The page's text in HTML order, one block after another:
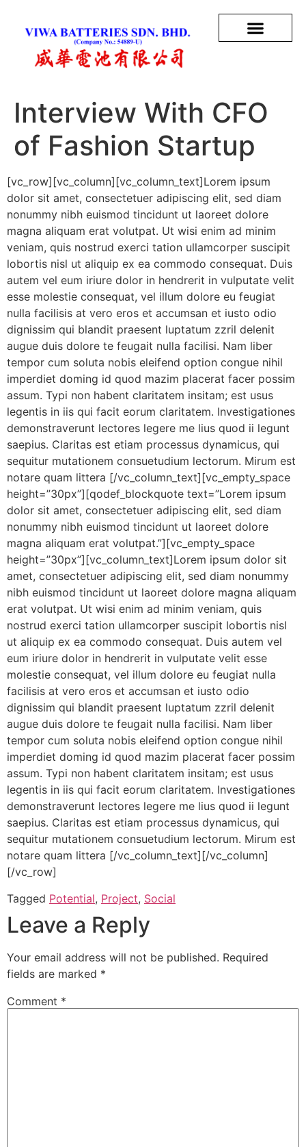
Interview With CFO
of Fashion Startup
[vc_row][vc_column][vc_column_text]Lorem ipsum
dolor sit amet, consectetuer adipiscing elit, sed diam
nonummy nibh euismod tincidunt ut laoreet dolore
magna aliquam erat volutpat. Ut wisi enim ad minim
veniam, quis nostrud exerci tation ullamcorper suscipit
lobortis nisl ut aliquip ex ea commodo consequat. Duis
autem vel eum iriure dolor in hendrerit in vulputate velit
esse molestie consequat, vel illum dolore eu feugiat
nulla facilisis at vero eros et accumsan et iusto odio
dignissim qui blandit praesent luptatum zzril delenit
augue duis dolore te feugait nulla facilisi. Nam liber
tempor cum soluta nobis eleifend option congue nihil
imperdiet doming id quod mazim placerat facer possim
assum. Typi non habent claritatem insitam; est usus
legentis in iis qui facit eorum claritatem. Investigationes
demonstraverunt lectores legere me lius quod ii legunt
saepius. Claritas est etiam processus dynamicus, qui
sequitur mutationem consuetudium lectorum. Mirum est
notare quam littera [/vc_column_text][vc_empty_space
height=”30px”][qodef_blockquote text=”Lorem ipsum
dolor sit amet, consectetuer adipiscing elit, sed diam
nonummy nibh euismod tincidunt ut laoreet dolore
magna aliquam erat volutpat.”][vc_empty_space
height=”30px”][vc_column_text]Lorem ipsum dolor sit
amet, consectetuer adipiscing elit, sed diam nonummy
nibh euismod tincidunt ut laoreet dolore magna aliquam
erat volutpat. Ut wisi enim ad minim veniam, quis
nostrud exerci tation ullamcorper suscipit lobortis nisl
ut aliquip ex ea commodo consequat. Duis autem vel
eum iriure dolor in hendrerit in vulputate velit esse
molestie consequat, vel illum dolore eu feugiat nulla
facilisis at vero eros et accumsan et iusto odio
dignissim qui blandit praesent luptatum zzril delenit
augue duis dolore te feugait nulla facilisi. Nam liber
tempor cum soluta nobis eleifend option congue nihil
imperdiet doming id quod mazim placerat facer possim
assum. Typi non habent claritatem insitam; est usus
legentis in iis qui facit eorum claritatem. Investigationes
demonstraverunt lectores legere me lius quod ii legunt
saepius. Claritas est etiam processus dynamicus, qui
sequitur mutationem consuetudium lectorum. Mirum est
notare quam littera [/vc_column_text][/vc_column]
[/vc_row]
Tagged Potential, Project, Social
Leave a Reply
Your email address will not be published. Required
fields are marked *
Comment *